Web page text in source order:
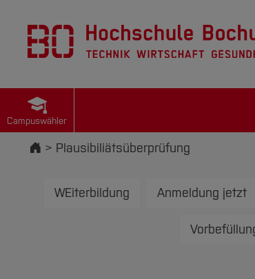
Campuswähler
Startseite
Plausibiliätsüberprüfung
WEiterbildung Anmeldung jetzt